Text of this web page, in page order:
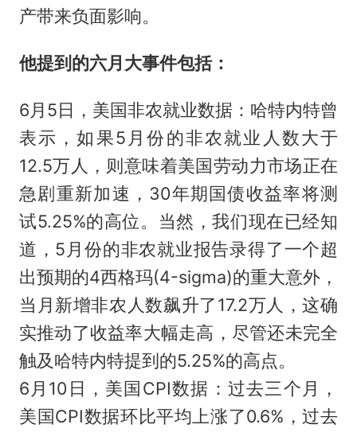
产带来负面影响。
他提到的六月大事件包括：
6月5日，美国非农就业数据：哈特内特曾
表示，如果5月份的非农就业人数大于
12.5万人，则意味着美国劳动力市场正在
急剧重新加速，30年期国债收益率将测
试5.25%的高位。当然，我们现在已经知
道，5月份的非农就业报告录得了一个超
出预期的4西格玛(4-sigma)的重大意外，
当月新增非农人数飙升了17.2万人，这确
实推动了收益率大幅走高，尽管还未完全
触及哈特内特提到的5.25%的高点。
6月10日，美国CPI数据：过去三个月，
美国CPI数据环比平均上涨了0.6%，过去